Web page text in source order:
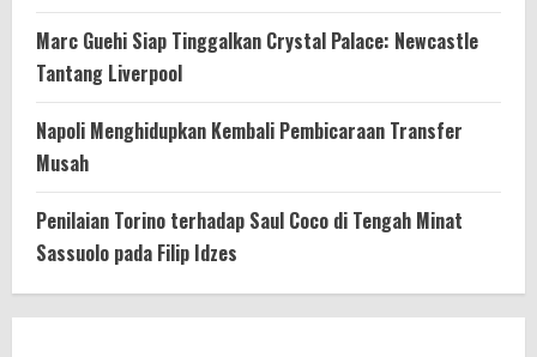
Marc Guehi Siap Tinggalkan Crystal Palace: Newcastle
Tantang Liverpool
Napoli Menghidupkan Kembali Pembicaraan Transfer
Musah
Penilaian Torino terhadap Saul Coco di Tengah Minat
Sassuolo pada Filip Idzes